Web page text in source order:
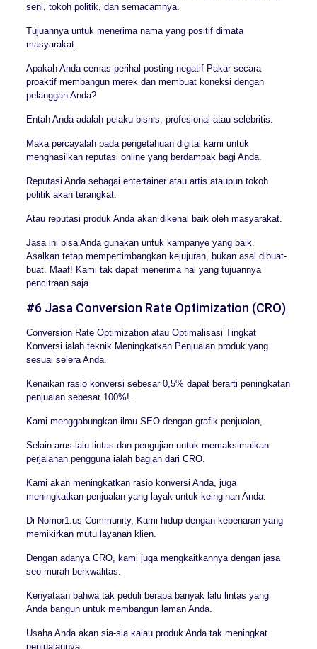
seni, tokoh politik, dan semacamnya.
Tujuannya untuk menerima nama yang positif dimata
masyarakat.
Apakah Anda cemas perihal posting negatif Pakar secara
proaktif membangun merek dan membuat koneksi dengan
pelanggan Anda?
Entah Anda adalah pelaku bisnis, profesional atau selebritis.
Maka percayalah pada pengetahuan digital kami untuk
menghasilkan reputasi online yang berdampak bagi Anda.
Reputasi Anda sebagai entertainer atau artis ataupun tokoh
politik akan terangkat.
Atau reputasi produk Anda akan dikenal baik oleh masyarakat.
Jasa ini bisa Anda gunakan untuk kampanye yang baik.
Asalkan tetap mempertimbangkan kejujuran, bukan asal dibuat-
buat. Maaf! Kami tak dapat menerima hal yang tujuannya
pencitraan saja.
#6 Jasa Conversion Rate Optimization (CRO)
Conversion Rate Optimization atau Optimalisasi Tingkat
Konversi ialah teknik Meningkatkan Penjualan produk yang
sesuai selera Anda.
Kenaikan rasio konversi sebesar 0,5% dapat berarti peningkatan
penjualan sebesar 100%!.
Kami menggabungkan ilmu SEO dengan grafik penjualan,
Selain arus lalu lintas dan pengujian untuk memaksimalkan
perjalanan pengguna ialah bagian dari CRO.
Kami akan meningkatkan rasio konversi Anda, juga
meningkatkan penjualan yang layak untuk keinginan Anda.
Di Nomor1.us Community, Kami hidup dengan kebenaran yang
memikirkan mutu layanan klien.
Dengan adanya CRO, kami juga mengkaitkannya dengan jasa
seo murah berkwalitas.
Kenyataan bahwa tak peduli berapa banyak lalu lintas yang
Anda bangun untuk membangun laman Anda.
Usaha Anda akan sia-sia kalau produk Anda tak meningkat
penjualannya,